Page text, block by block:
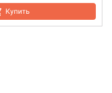
Купить